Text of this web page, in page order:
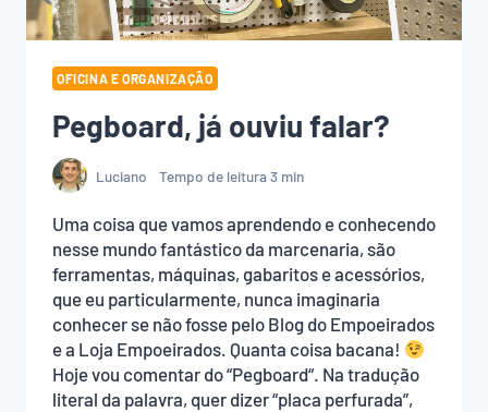
OFICINA E ORGANIZAÇÃO
Pegboard, já ouviu falar?
Luciano Tempo de leitura3 min
Uma coisa que vamos aprendendo e conhecendo
nesse mundo fantástico da marcenaria, são
ferramentas, máquinas, gabaritos e acessórios,
que eu particularmente, nunca imaginaria
conhecer se não fosse pelo Blog do Empoeirados
e a Loja Empoeirados. Quanta coisa bacana!
Hoje vou comentar do “Pegboard“. Na tradução
literal da palavra, quer dizer “placa perfurada”,